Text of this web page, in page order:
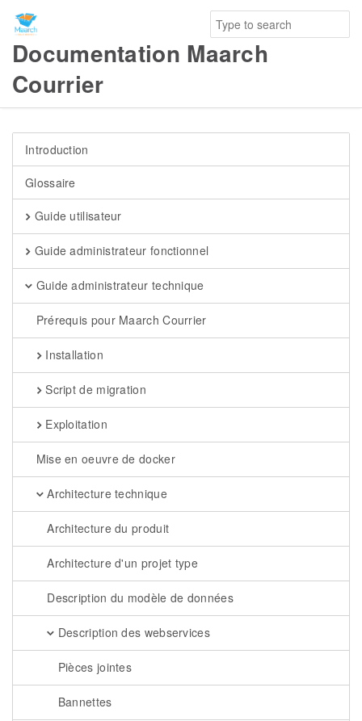
Documentation Maarch
Courrier
Introduction
Glossaire
Guide utilisateur
Guide administrateur fonctionnel
Guide administrateur technique
Prérequis pour Maarch Courrier
Installation
Script de migration
Exploitation
Mise en oeuvre de docker
Architecture technique
Architecture du produit
Architecture d'un projet type
Description du modèle de données
Description des webservices
Pièces jointes
Bannettes